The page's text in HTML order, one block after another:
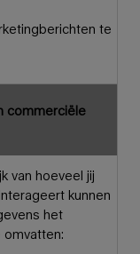
te
commerciële
van hoeveel jij
kunnen
het
omvatten: